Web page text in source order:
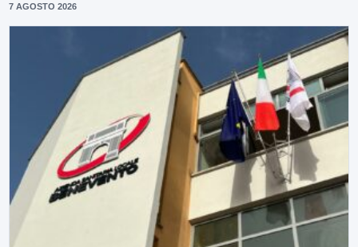
7 AGOSTO 2026